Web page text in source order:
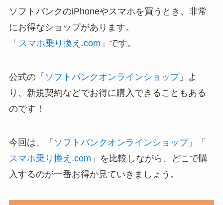
ソフトバンクのiPhoneやスマホを買うとき、非常
にお得なショップがあります。
「 スマホ乗り換え.com 」です。
公式の「 ソフトバンクオンラインショップ」よ
り、新規契約などでお得に購入できることもある
のです！
今回は、「 ソフトバンクオンラインショップ」「
スマホ乗り換え.com 」を比較しながら、どこで購
入するのが一番お得か見ていきましょう。